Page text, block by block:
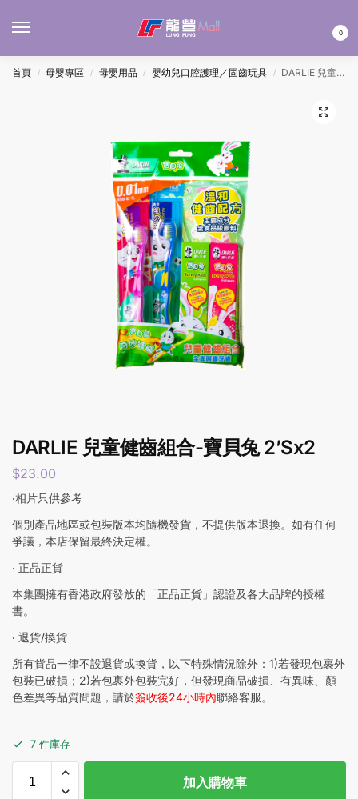
0
首頁 / 母嬰專區 / 母嬰用品 / 嬰幼兒口腔護理／固齒玩具 / DARLIE 兒童健齒組合-寶貝兔 2’Sx2
DARLIE 兒童健齒組合-寶貝兔 2’Sx2
$23.00
‧相片只供參考
個別產品地區或包裝版本均隨機發貨，不提供版本退換。如有任何
爭議，本店保留最終決定權。
‧ 正品正貨
本集團擁有香港政府發放的「正品正貨」認證及各大品牌的授權
書。
‧ 退貨/換貨
所有貨品一律不設退貨或換貨，以下特殊情況除外：1)若發現包裹外
包裝已破損；2)若包裹外包裝完好，但發現商品破損、有異味、顏
色差異等品質問題，請於簽收後24小時內聯絡客服。
7 件庫存
加入購物車